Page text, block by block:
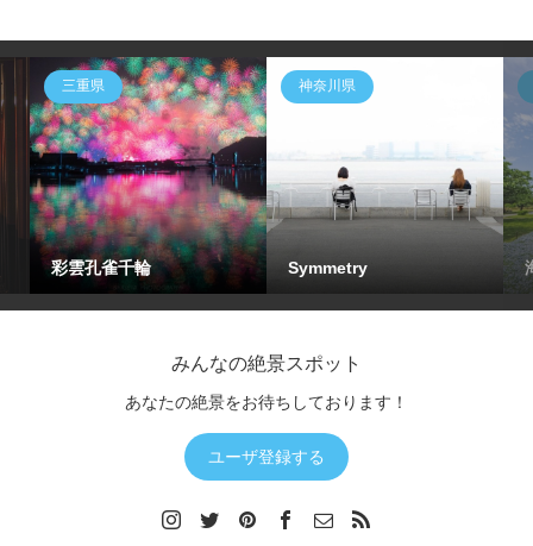
三重県
彩雲孔雀千輪
神奈川県
Symmetry
みんなの絶景スポット
あなたの絶景をお待ちしております！
ユーザ登録する